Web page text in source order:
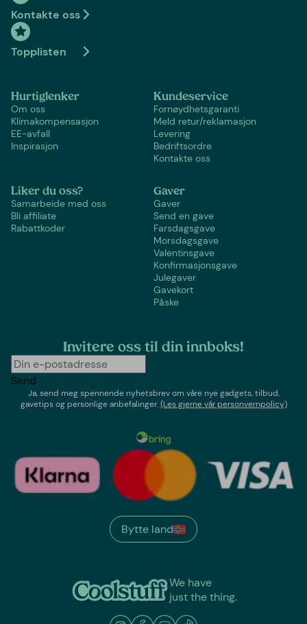
Kontakte oss
Topplisten
Hurtiglenker
Om oss
Klimakompensasjon
EE-avfall
Inspirasjon
Kundeservice
Fornøydhetsgaranti
Meld retur/reklamasjon
Levering
Bedriftsordre
Kontakte oss
Liker du oss?
Samarbeide med oss
Bli affiliate
Rabattkoder
Gaver
Gaver
Send en gave
Farsdagsgave
Morsdagsgave
Valentinsgave
Konfirmasjonsgave
Julegaver
Gavekort
Påske
Invitere oss til din innboks!
Send
Ja, send meg spennende nyhetsbrev om våre nye gadgets, tilbud,
gavetips og personlige anbefalinger.(Les gjerne vår personvernpolicy)
We have
just the thing.
Bytte land